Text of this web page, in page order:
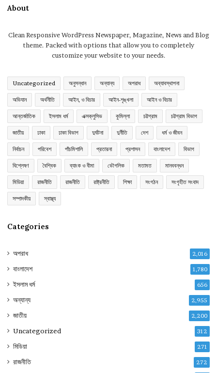
About
Clean Responsive WordPress Newspaper, Magazine, News and Blog
theme. Packed with options that allow you to completely
customize your website to your needs.
Uncategorized অনুসন্ধান অন্যান্য অপরাধ অব্যাবস্থাপনা
অভিযান অর্থনীতি আইন, ও বিচার আইন-শৃঙ্খলা আইন ও বিচার
আন্তর্জাতিক ইসলাম ধর্ম এক্সক্লুসিভ কুমিল্লা চট্টগ্রাম চট্টগ্রাম বিভাগ
জাতীয় ঢাকা ঢাকা বিভাগ দুর্ঘটনা দুর্নীতি দেশ ধর্ম ও জীবন
নির্বাচন পরিবেশ পাঁচমিশালি প্রতারনা প্রশাসন বাংলাদেশ বিভাগ
বিশ্লেষণ বৈশ্বিক ব্যাংক ও বীমা ভৌগলিক মতামত মানববন্ধন
মিডিয়া রাজনীতি রাজনীতি রাষ্ট্রনীতি শিক্ষা সংগঠন সংগৃহীত সংবাদ
সম্পাদকীয় স্বাস্থ্য
Categories
অপরাধ 2,016
বাংলাদেশ 1,780
ইসলাম ধর্ম 656
অন্যান্য 2,955
জাতীয় 2,200
Uncategorized 312
মিডিয়া 271
রাজনীতি 272